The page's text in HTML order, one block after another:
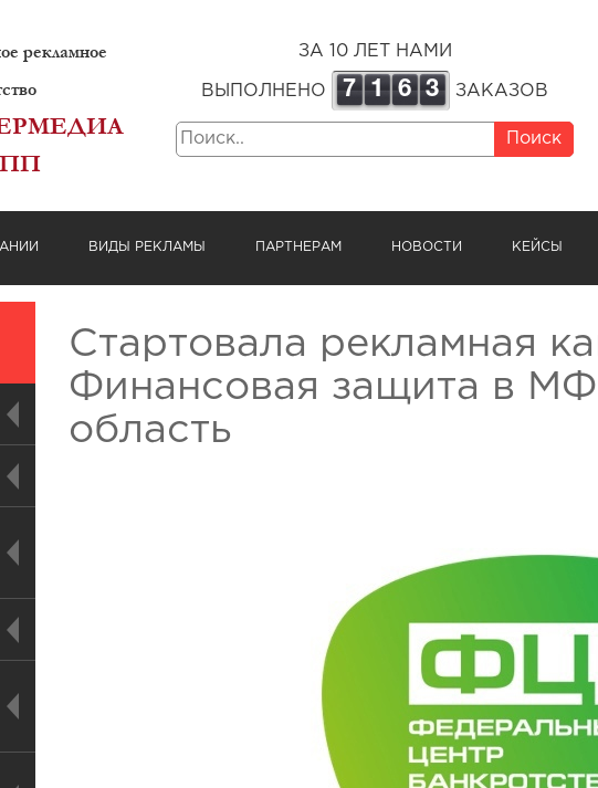
рекламное
ЗА 10 ЛЕТ НАМИ
ВЫПОЛНЕНО 7 1 6 3 ЗАКАЗОВ
Поиск
ВИДЫ РЕКЛАМЫ ПАРТНЕРАМ НОВОСТИ КЕЙСЫ
Стартовала рекламная
Финансовая защита в
область